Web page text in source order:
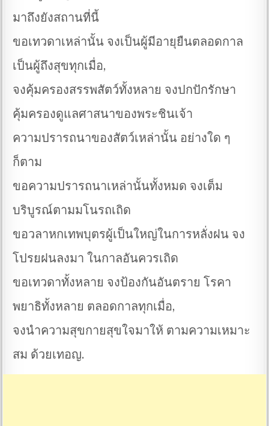
มาถึงยังสถานที่นี้
ขอเทวดาเหล่านั้น จงเป็นผู้มีอายุยืนตลอดกาล
เป็นผู้ถึงสุขทุกเมื่อ,
จงคุ้มครองสรรพสัตว์ทั้งหลาย จงปกปักรักษา
คุ้มครองดูแลศาสนาของพระชินเจ้า
ความปรารถนาของสัตว์เหล่านั้น อย่างใด ๆ
ก็ตาม
ขอความปรารถนาเหล่านั้นทั้งหมด จงเต็ม
บริบูรณ์ตามมโนรถเถิด
ขอวลาหกเทพบุตรผู้เป็นใหญ่ในการหลั่งฝน จง
โปรยฝนลงมา ในกาลอันควรเถิด
ขอเทวดาทั้งหลาย จงป้องกันอันตราย โรคา
พยาธิทั้งหลาย ตลอดกาลทุกเมื่อ,
จงนำความสุขกายสุขใจมาให้ ตามความเหมาะ
สม ด้วยเทอญ.